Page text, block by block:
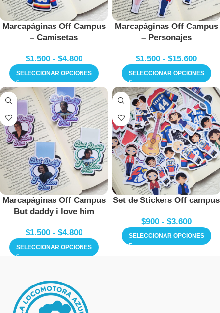
Marcapáginas Off Campus
– Camisetas
$1.500 - $4.800
SELECCIONAR OPCIONES
Marcapáginas Off Campus
– Personajes
$1.500 - $15.600
SELECCIONAR OPCIONES
Marcapáginas Off Campus
But daddy i love him
$1.500 - $4.800
SELECCIONAR OPCIONES
Set de Stickers Off campus
$900 - $3.600
SELECCIONAR OPCIONES